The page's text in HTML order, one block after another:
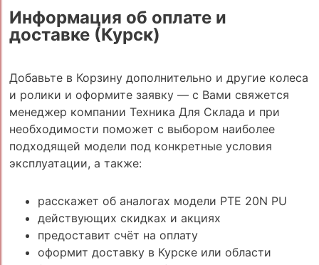
Информация об оплате и
доставке (Курск)
Добавьте в Корзину дополнительно и другие колеса
и ролики и оформите заявку — с Вами свяжется
менеджер компании Техника Для Склада и при
необходимости поможет с выбором наиболее
подходящей модели под конкретные условия
эксплуатации, а также:
расскажет об аналогах модели PTE 20N PU
действующих скидках и акциях
предоставит счёт на оплату
оформит доставку в Курске или области